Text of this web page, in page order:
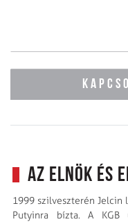
Az elnök és
1999 szilveszterén Jelcin
Putyinra bízta. A KGB